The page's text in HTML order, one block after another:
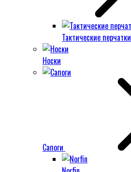
Тактические перчатки
Носки
Сапоги